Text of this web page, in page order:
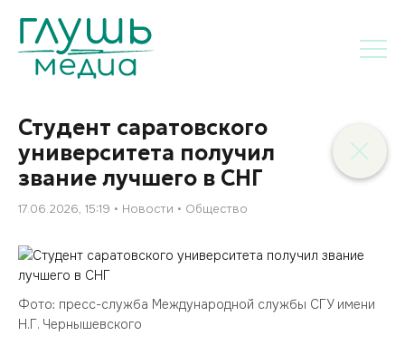
Студент саратовского
университета получил
звание лучшего в СНГ
17.06.2026, 15:19 Новости Общество
Фото: пресс-служба Международной службы СГУ имени
Н.Г. Чернышевского